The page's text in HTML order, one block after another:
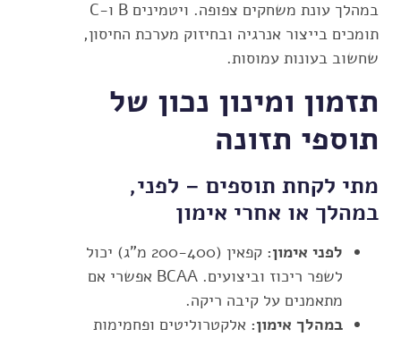
במהלך עונת משחקים צפופה. ויטמינים B ו-C
תומכים בייצור אנרגיה ובחיזוק מערכת החיסון,
שחשוב בעונות עמוסות.
תזמון ומינון נכון של
תוספי תזונה
מתי לקחת תוספים – לפני,
במהלך או אחרי אימון
לפני אימון:
קפאין (200-400 מ"ג) יכול
לשפר ריכוז וביצועים. BCAA אפשרי אם
מתאמנים על קיבה ריקה.
במהלך אימון: אלקטרוליטים ופחמימות